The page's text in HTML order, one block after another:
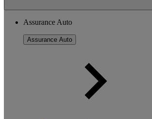
Assurance Auto
Assurance Auto